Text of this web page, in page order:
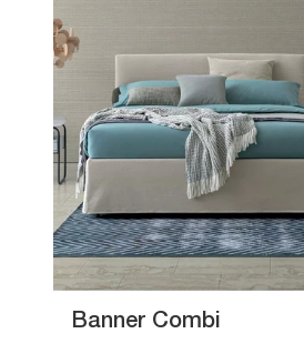
Banner Combi